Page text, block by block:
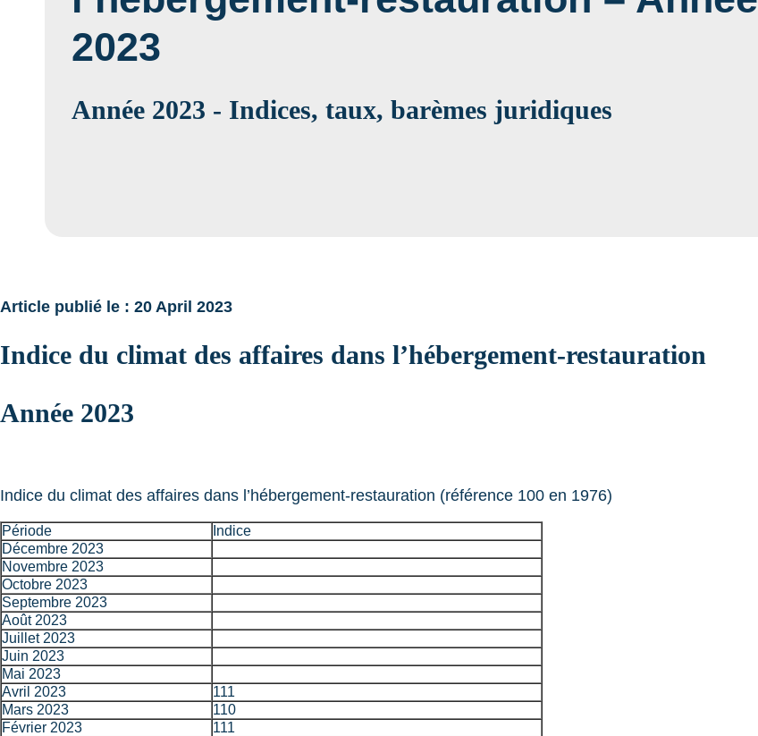
2023
Année 2023 - Indices, taux, barèmes juridiques
Article publié le : 20 April 2023
Indice du climat des affaires dans l’hébergement-restauration
Année 2023
Indice du climat des affaires dans l’hébergement-restauration (référence 100 en 1976)
Période
Indice
Décembre 2023
Novembre 2023
Octobre 2023
Septembre 2023
Août 2023
Juillet 2023
Juin 2023
Mai 2023
Avril 2023
111
Mars 2023
110
Février 2023
111